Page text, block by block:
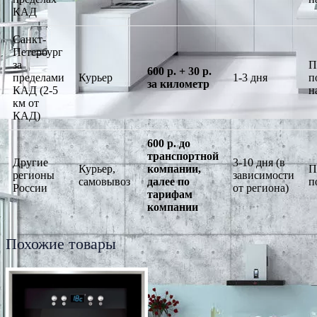
КАД
Санкт-
Петербург
за
пределами
КАД (2-5
км от
КАД)
Курьер
600 р. + 30 р.
за километр
1-3 дня
Другие
регионы
России
Курьер,
самовывоз
600 р. до
транспортной
компании,
далее по
тарифам
компании
3-10 дня (в
зависимости
от региона)
Похожие товары